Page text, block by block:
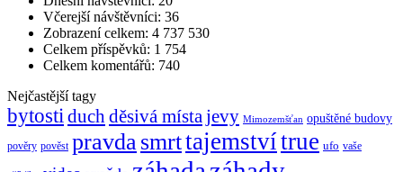
Včerejší návštěvníci: 36
Zobrazení celkem: 4 737 530
Celkem příspěvků: 1 754
Celkem komentářů: 740
Nejčastější tagy
bytostiduch děsivá místa jevy Mimozemšťan opuštěné budovy
pověry pověst pravdasmrttajemstvítrue ufo vaše